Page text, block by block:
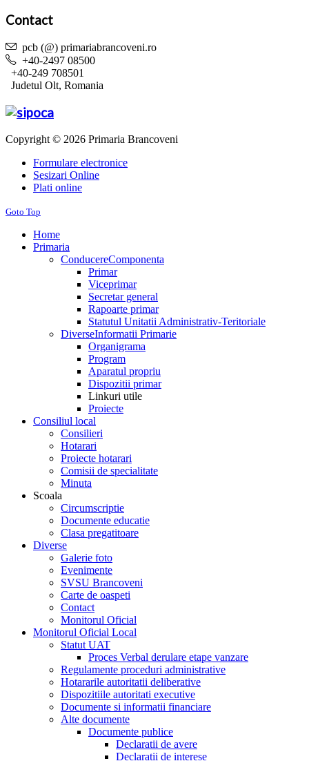
Contact
pcb (@) primariabrancoveni.ro
+40-2497 08500
+40-249 708501
Judetul Olt, Romania
Copyright © 2026 Primaria Brancoveni
Formulare electronice
Sesizari Online
Plati online
Goto Top
Home
Primaria
ConducereComponenta
Primar
Viceprimar
Secretar general
Rapoarte primar
Statutul Unitatii Administrativ-Teritoriale
DiverseInformatii Primarie
Organigrama
Program
Aparatul propriu
Dispozitii primar
Linkuri utile
Proiecte
Consiliul local
Consilieri
Hotarari
Proiecte hotarari
Comisii de specialitate
Minuta
Scoala
Circumscriptie
Documente educatie
Clasa pregatitoare
Diverse
Galerie foto
Evenimente
SVSU Brancoveni
Carte de oaspeti
Contact
Monitorul Oficial
Monitorul Oficial Local
Statut UAT
Proces Verbal derulare etape vanzare
Regulamente proceduri administrative
Hotararile autoritatii deliberative
Dispozitiile autoritati executive
Documente si informatii financiare
Alte documente
Documente publice
Declaratii de avere
Declaratii de interese